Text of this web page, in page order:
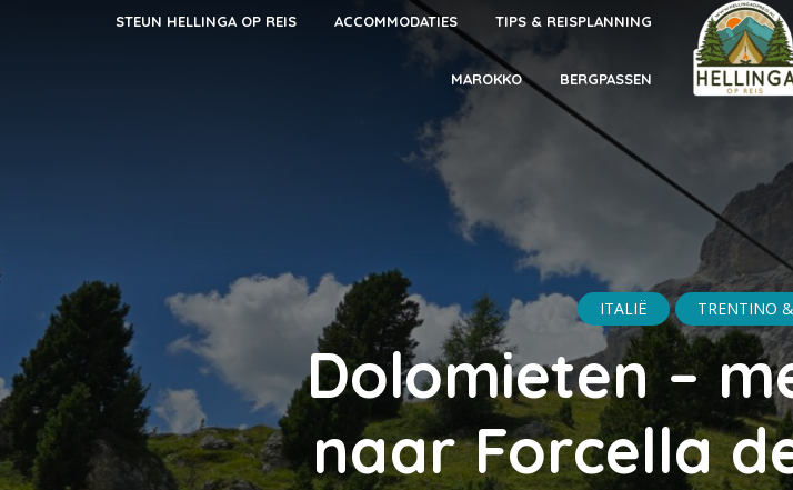
STEUN HELLINGA OP REIS ACCOMMODATIES TIPS & REISPLANNING
MAROKKO BERGPASSEN
ITALIË TRENTINO
Dolomieten –
naar Forcella